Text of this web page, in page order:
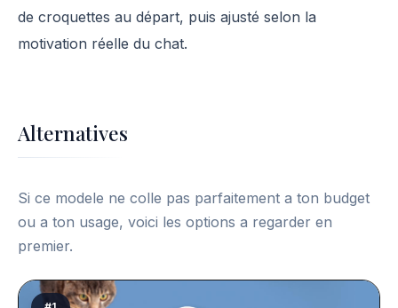
de croquettes au départ, puis ajusté selon la
motivation réelle du chat.
Alternatives
Si ce modele ne colle pas parfaitement a ton budget
ou a ton usage, voici les options a regarder en
premier.